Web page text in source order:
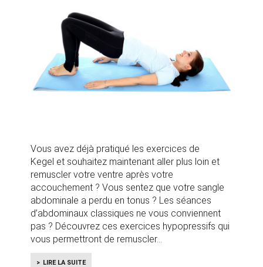
Vous avez déjà pratiqué les exercices de
Kegel et souhaitez maintenant aller plus loin et
remuscler votre ventre après votre
accouchement ? Vous sentez que votre sangle
abdominale a perdu en tonus ? Les séances
d’abdominaux classiques ne vous conviennent
pas ? Découvrez ces exercices hypopressifs qui
vous permettront de remuscler
LIRE LA SUITE